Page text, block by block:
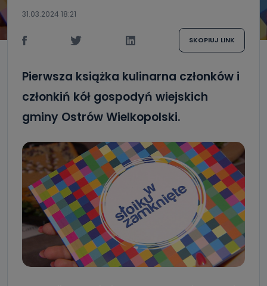
31.03.2024 18:21
SKOPIUJ LINK
Pierwsza książka kulinarna członków i
członkiń kół gospodyń wiejskich
gminy Ostrów Wielkopolski.